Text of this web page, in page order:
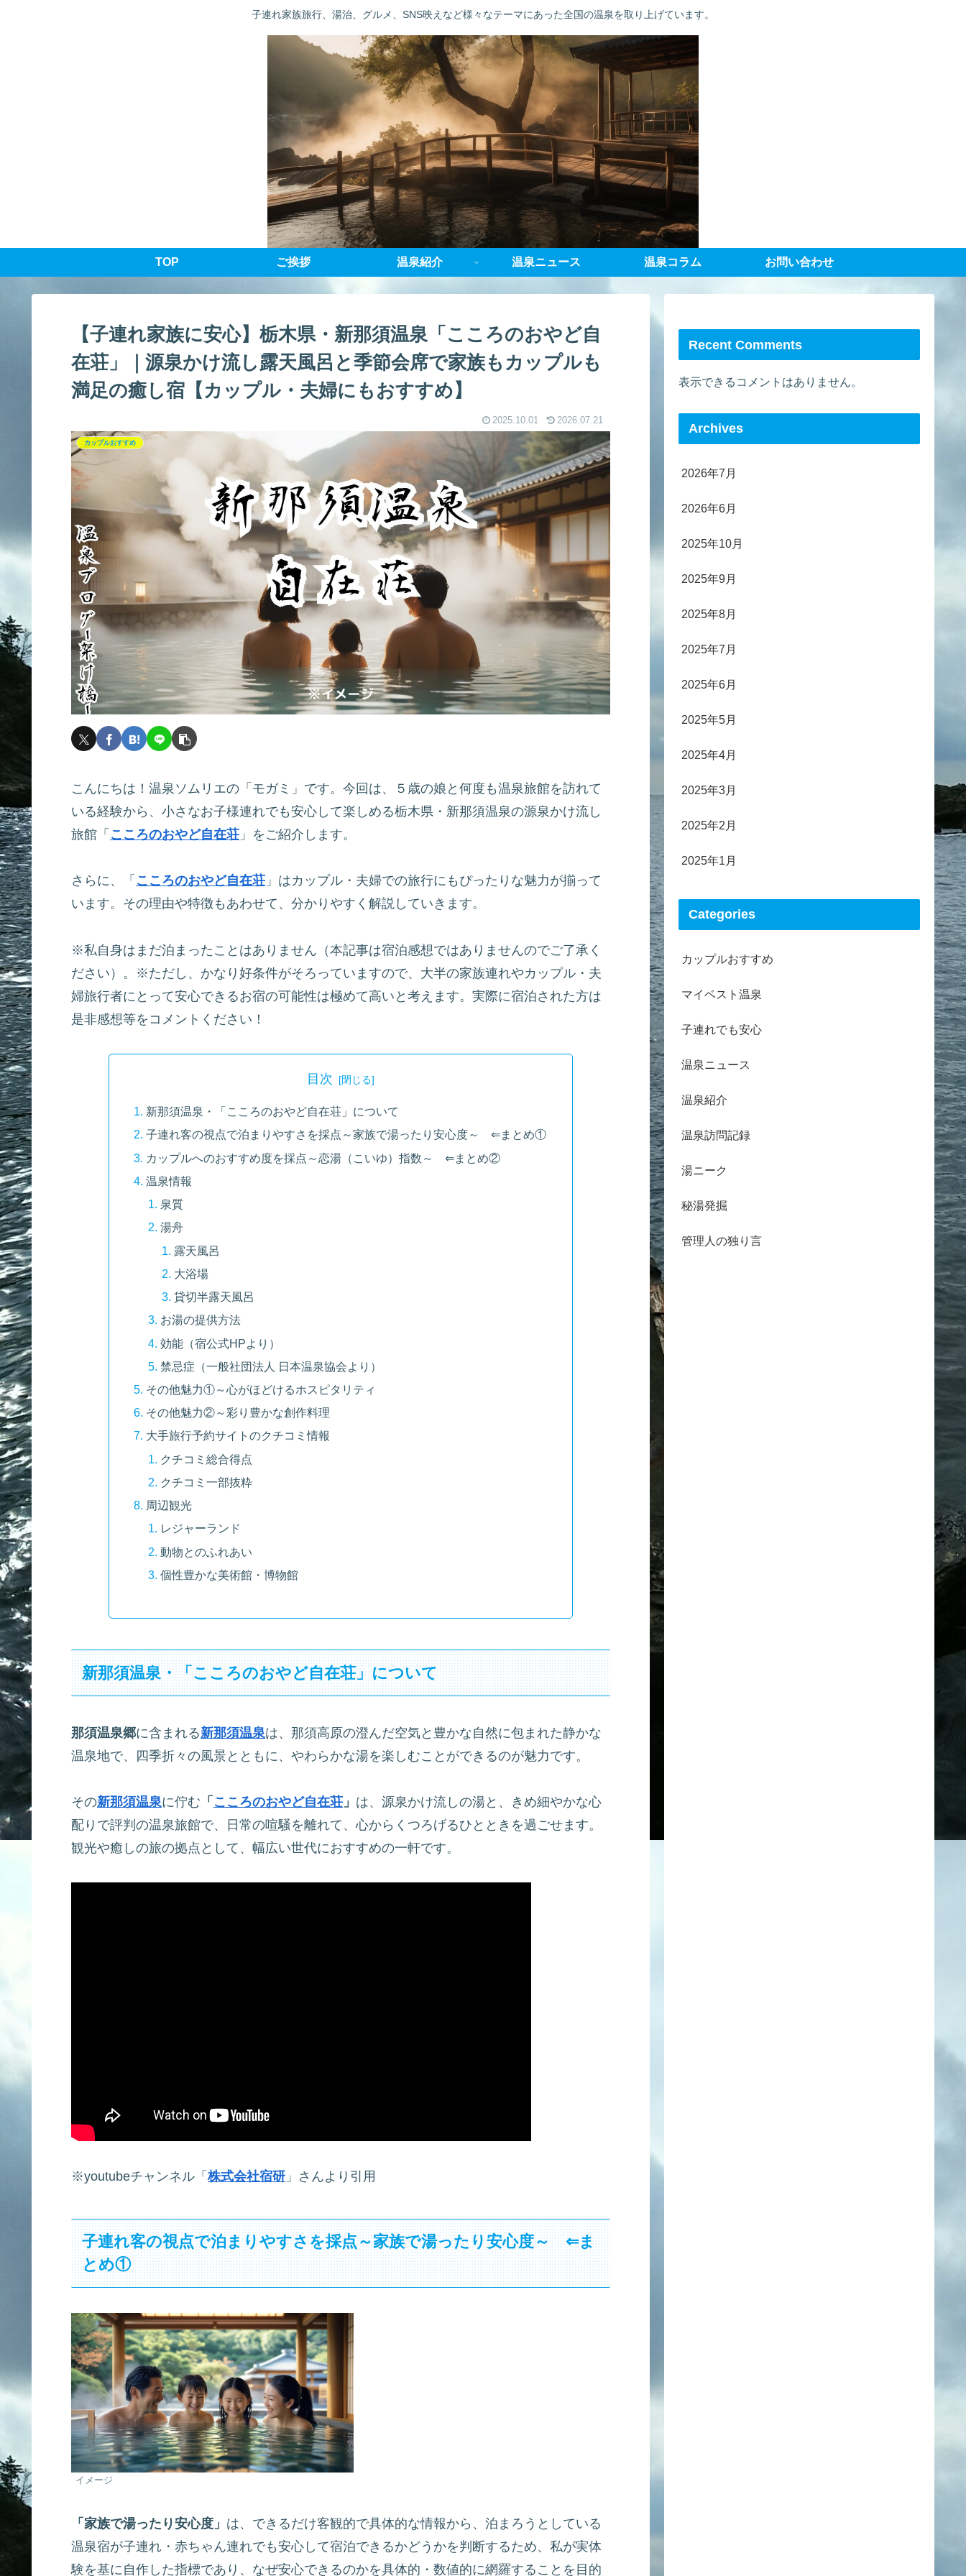
子連れ家族旅行、湯治、グルメ、SNS映えなど様々なテーマにあった全国の温泉を取り上げています。
TOP ご挨拶 温泉紹介 温泉ニュース 温泉コラム お問い合わせ
【子連れ家族に安心】栃木県・新那須温泉「こころのおやど自
在荘」｜源泉かけ流し露天風呂と季節会席で家族もカップルも
満足の癒し宿【カップル・夫婦にもおすすめ】
2025.10.01 2026.07.21
カップルおすすめ
こんにちは！温泉ソムリエの「モガミ」です。今回は、５歳の娘と何度も温泉旅館を訪れて
いる経験から、小さなお子様連れでも安心して楽しめる栃木県・新那須温泉の源泉かけ流し
旅館「 こころのおやど自在荘 」をご紹介します。
さらに、「 こころのおやど自在荘 」はカップル・夫婦での旅行にもぴったりな魅力が揃って
います。その理由や特徴もあわせて、分かりやすく解説していきます。
※私自身はまだ泊まったことはありません（本記事は宿泊感想ではありませんのでご了承く
ださい）。※ただし、かなり好条件がそろっていますので、大半の家族連れやカップル・夫
婦旅行者にとって安心できるお宿の可能性は極めて高いと考えます。実際に宿泊された方は
是非感想等をコメントください！
目次
新那須温泉・「こころのおやど自在荘」について
子連れ客の視点で泊まりやすさを採点～家族で湯ったり安心度～ ⇐まとめ①
カップルへのおすすめ度を採点～恋湯（こいゆ）指数～ ⇐まとめ②
温泉情報
泉質
湯舟
露天風呂
大浴場
貸切半露天風呂
お湯の提供方法
効能（宿公式HPより）
禁忌症（一般社団法人 日本温泉協会より）
その他魅力①～心がほどけるホスピタリティ
その他魅力②～彩り豊かな創作料理
大手旅行予約サイトのクチコミ情報
クチコミ総合得点
クチコミ一部抜粋
周辺観光
レジャーランド
動物とのふれあい
個性豊かな美術館・博物館
新那須温泉・「こころのおやど自在荘」について
那須温泉郷に含まれる新那須温泉は、那須高原の澄んだ空気と豊かな自然に包まれた静かな
温泉地で、四季折々の風景とともに、やわらかな湯を楽しむことができるのが魅力です。
その新那須温泉に佇む 「 こころのおやど自在荘 」 は、源泉かけ流しの湯と、きめ細やかな心
配りで評判の温泉旅館で、日常の喧騒を離れて、心からくつろげるひとときを過ごせます。
観光や癒しの旅の拠点として、幅広い世代におすすめの一軒です。
※youtubeチャンネル「株式会社宿研 」さんより引用
子連れ客の視点で泊まりやすさを採点～家族で湯ったり安心度～ ⇐ま
とめ①
イメージ
「家族で湯ったり安心度」 は、できるだけ客観的で具体的な情報から、泊まろうとしている
温泉宿が子連れ・赤ちゃん連れでも安心して宿泊できるかどうかを判断するため、私が実体
験を基に自作した指標であり、なぜ安心できるのかを具体的・数値的に網羅することを目的
Recent Comments
表示できるコメントはありません。
Archives
2026年7月
2026年6月
2025年10月
2025年9月
2025年8月
2025年7月
2025年6月
2025年5月
2025年4月
2025年3月
2025年2月
2025年1月
Categories
カップルおすすめ
マイベスト温泉
子連れでも安心
温泉ニュース
温泉紹介
温泉訪問記録
湯ニーク
秘湯発掘
管理人の独り言